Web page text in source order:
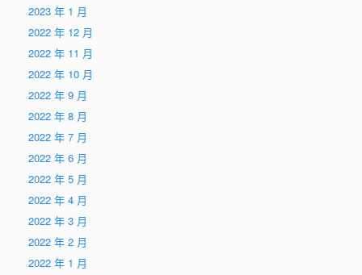
2023 年 1 月
2022 年 12 月
2022 年 11 月
2022 年 10 月
2022 年 9 月
2022 年 8 月
2022 年 7 月
2022 年 6 月
2022 年 5 月
2022 年 4 月
2022 年 3 月
2022 年 2 月
2022 年 1 月